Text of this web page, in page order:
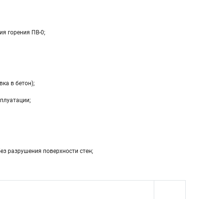
горения ПВ-0;
в бетон);
разрушения поверхности стен;